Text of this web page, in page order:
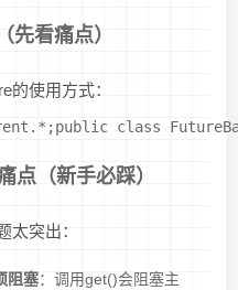
先看痛点）
的使用方式：
class
点（新手必踩）
太突出：
阻塞：调用get()会阻塞主